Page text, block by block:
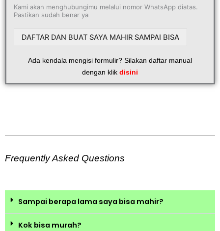
Kami akan menghubungimu melalui nomor WhatsApp diatas.
Pastikan sudah benar ya
DAFTAR DAN BUAT SAYA MAHIR SAMPAI BISA
Ada kendala mengisi formulir? Silakan daftar manual
dengan klik disini
Frequently Asked Questions
Sampai berapa lama saya bisa mahir?
Kok bisa murah?